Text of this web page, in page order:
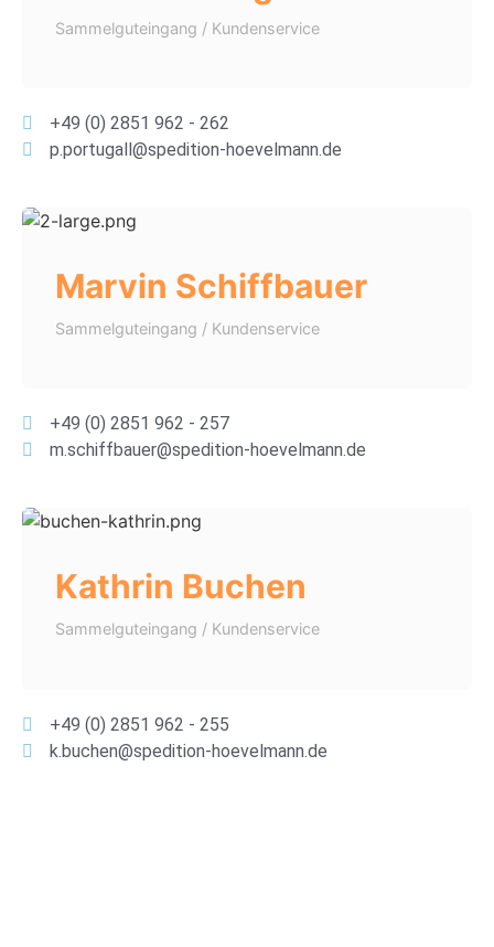
Sammelguteingang / Kundenservice
+49 (0) 2851 962 - 262
p.portugall@spedition-hoevelmann.de
Marvin Schiffbauer
Sammelguteingang / Kundenservice
+49 (0) 2851 962 - 257
m.schiffbauer@spedition-hoevelmann.de
Kathrin Buchen
Sammelguteingang / Kundenservice
+49 (0) 2851 962 - 255
k.buchen@spedition-hoevelmann.de